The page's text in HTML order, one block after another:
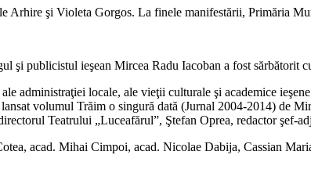
Arhire şi Violeta Gorgos. La finele manifestării, Primăria
şi publicistul ieşean Mircea Radu Iacoban a fost sărbătorit
administraţiei locale, ale vieţii culturale şi academice
volumul Trăim o singură dată (Jurnal 2004-2014) de
Teatrului „Luceafărul”, Ştefan Oprea, redactor şef-
acad. Mihai Cimpoi, acad. Nicolae Dabija, Cassian